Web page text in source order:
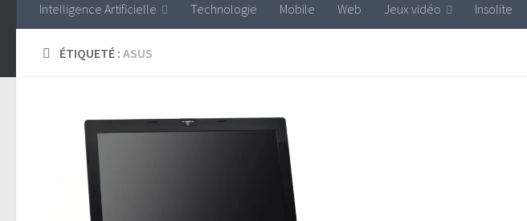
Intelligence Artificielle Technologie Mobile Web Jeux vidéo Insolite
ÉTIQUETÉ : ASUS